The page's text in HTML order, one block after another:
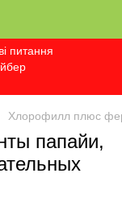
питання
Хлорофилл плюс
папайи,